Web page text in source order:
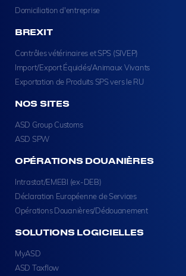
Domiciliation d'entreprise
BREXIT
Contrôles vétérinaires et SPS (SIVEP)
Import/Export Équidés/Animaux Vivants
Exportation de Produits SPS vers le RU
NOS SITES
ASD Group Customs
ASD SPW
OPÉRATIONS DOUANIÈRES
Intrastat/EMEBI (ex-DEB)
Déclaration Européenne de Services
Opérations Douanières/Dédouanement
SOLUTIONS LOGICIELLES
MyASD
ASD Taxflow